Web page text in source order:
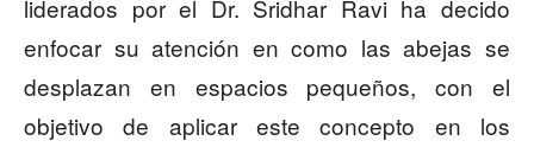
liderados por el Dr. Sridhar Ravi ha decido
enfocar su atención en como las abejas se
desplazan en espacios pequeños, con el
objetivo de aplicar este concepto en los